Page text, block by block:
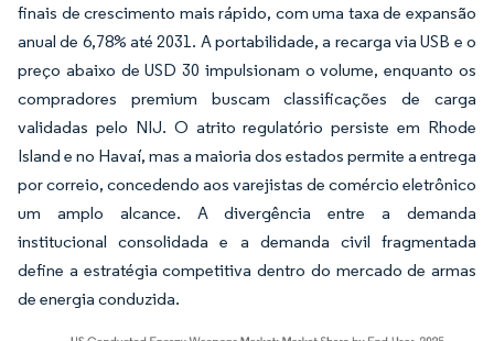
finais de crescimento mais rápido, com uma taxa de expansão
anual de 6,78% até 2031. A portabilidade, a recarga via USB e o
preço abaixo de USD 30 impulsionam o volume, enquanto os
compradores premium buscam classificações de carga
validadas pelo NIJ. O atrito regulatório persiste em Rhode
Island e no Havaí, mas a maioria dos estados permite a entrega
por correio, concedendo aos varejistas de comércio eletrônico
um amplo alcance. A divergência entre a demanda
institucional consolidada e a demanda civil fragmentada
define a estratégia competitiva dentro do mercado de armas
de energia conduzida.